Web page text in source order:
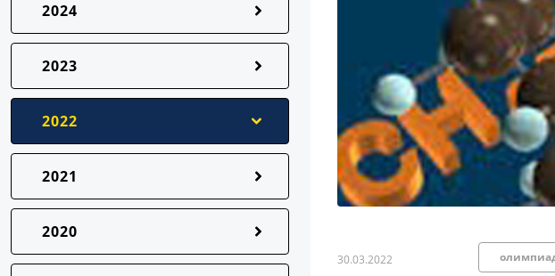
2024
2023
2022
2021
2020
30.03.2022